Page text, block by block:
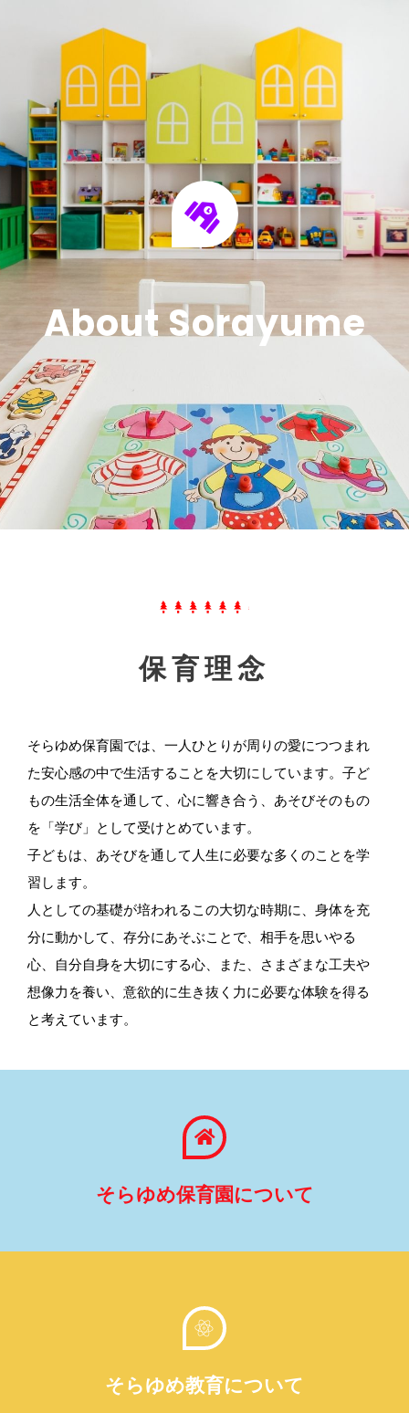
About Sorayume
保育理念
そらゆめ保育園では、一人ひとりが周りの愛につつまれ
た安心感の中で生活することを大切にしています。子ど
もの生活全体を通して、心に響き合う、あそびそのもの
を「学び」として受けとめています。
子どもは、あそびを通して人生に必要な多くのことを学
習します。
人としての基礎が培われるこの大切な時期に、身体を充
分に動かして、存分にあそぶことで、相手を思いやる
心、自分自身を大切にする心、また、さまざまな工夫や
想像力を養い、意欲的に生き抜く力に必要な体験を得る
と考えています。
そらゆめ保育園について
そらゆめ教育について